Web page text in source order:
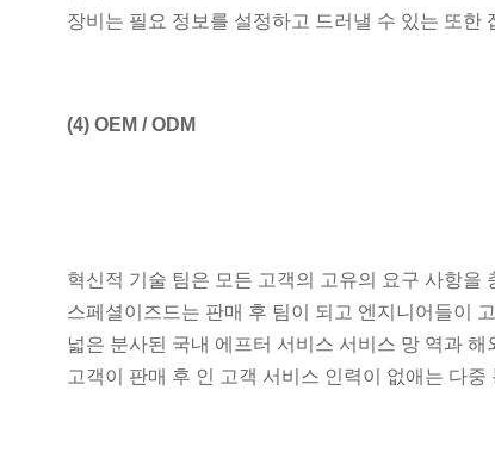
장비는 필요 정보를 설정하고 드러낼 수 있는 또
(4) OEM / ODM
혁신적 기술 팀은 모든 고객의 고유의 요구 사항을
스페셜이즈드는 판매 후 팀이 되고 엔지니어들이
넓은 분사된 국내 에프터 서비스 서비스 망 역과
고객이 판매 후 인 고객 서비스 인력이 없애는 다